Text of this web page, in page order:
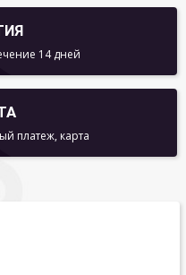
14 дней
платеж, карта